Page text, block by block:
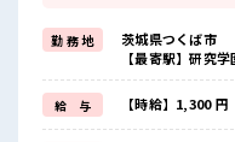
工具を使って組立てます！
初めてだと不安だと思いま
で困った事があればボタン
すよ！
長期で働いている当社スタ
作業服通勤OKなのでラクチ
勤 務 地
茨城県つくば市
【最寄駅】研究
給 与 【時給】1,300 円